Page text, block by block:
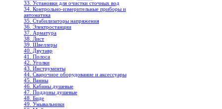
33. Установки для очистки сточных вод
34. Контрольно-измерительные приборы и
автоматика
35. Стабилизаторы напряжения
36. Электростанции
37. Арматура
38. Лист
39. Швеллеры
40. Двутавр
41. Полоса
42. Уголки
43. Инструменты
44. Сварочное оборудование и аксессуары
45. Ванны
46. Кабины душевые
47. Поддоны душевые
48. Биде
49. Умывальники